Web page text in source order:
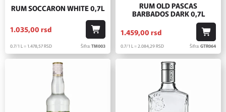
RUM SOCCARON WHITE 0,7L
1.035,00 rsd
0.7/1 L = 1.478,57RSD Šifra:TM003
RUM OLD PASCAS
BARBADOS DARK 0,7L
1.459,00 rsd
0.7/1 L = 2.084,29RSD Šifra:GTR064